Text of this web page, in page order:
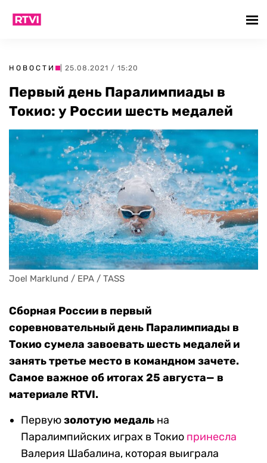
НОВОСТИ | 25.08.2021 / 15:20
Первый день Паралимпиады в
Токио: у России шесть медалей
Joel Marklund / EPA / TASS
Сборная России в первый
соревновательный день Паралимпиады в
Токио сумела завоевать шесть медалей и
занять третье место в командном зачете.
Самое важное об итогах 25 августа— в
материале RTVI.
Первуюзолотую медаль на
Паралимпийских играх в Токио принесла
Валерия Шабалина, которая выиграла